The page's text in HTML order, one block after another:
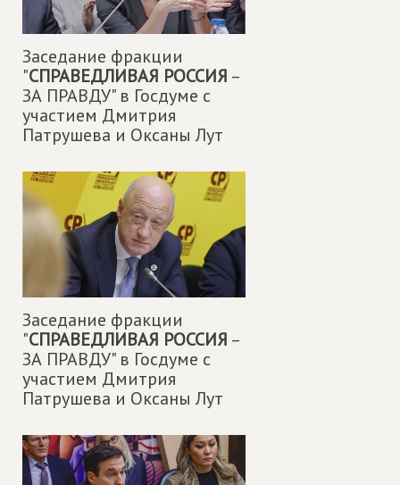
Заседание фракции
"СПРАВЕДЛИВАЯ РОССИЯ –
ЗА ПРАВДУ" в Госдуме с
участием Дмитрия
Патрушева и Оксаны Лут
Заседание фракции
"СПРАВЕДЛИВАЯ РОССИЯ –
ЗА ПРАВДУ" в Госдуме с
участием Дмитрия
Патрушева и Оксаны Лут